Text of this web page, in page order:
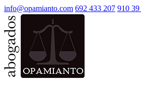
info@opamianto.com 692 433 207 910